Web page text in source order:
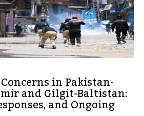
in Pakistan-
and Gilgit-Baltistan:
and Ongoing